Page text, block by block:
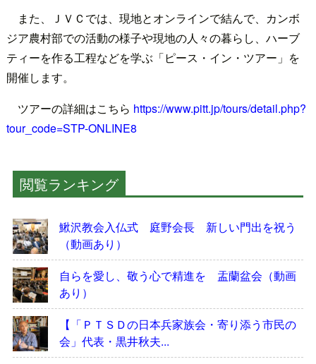
また、ＪＶＣでは、現地とオンラインで結んで、カンボ
ジア農村部での活動の様子や現地の人々の暮らし、ハーブ
ティーを作る工程などを学ぶ「ピース・イン・ツアー」を
開催します。
ツアーの詳細はこちら https://www.pitt.jp/tours/detail.php?
tour_code=STP-ONLINE8
閲覧ランキング
鰍沢教会入仏式 庭野会長 新しい門出を祝う
（動画あり）
自らを愛し、敬う心で精進を 盂蘭盆会（動画
あり）
【「ＰＴＳＤの日本兵家族会・寄り添う市民の
会」代表・黒井秋夫...